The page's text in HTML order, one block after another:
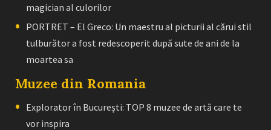
magician al culorilor
PORTRET – El Greco: Un maestru al picturii al cărui stil
tulburător a fost redescoperit după sute de ani de la
moartea sa
Muzee din Romania
Explorator în București: TOP 8 muzee de artă care te
vor inspira